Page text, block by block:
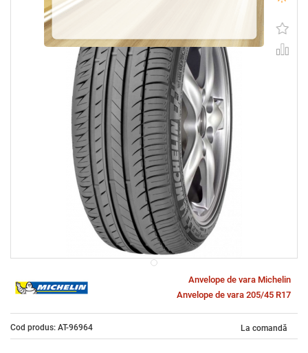
Anvelope de vara Michelin
Anvelope de vara 205/45 R17
Cod produs: AT-96964 La comandă